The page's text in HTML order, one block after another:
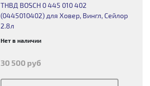
ТНВД BOSCH 0 445 010 402
(0445010402) для Ховер, Вингл, Сейлор
2.8л
Нет в наличии
30 500 руб